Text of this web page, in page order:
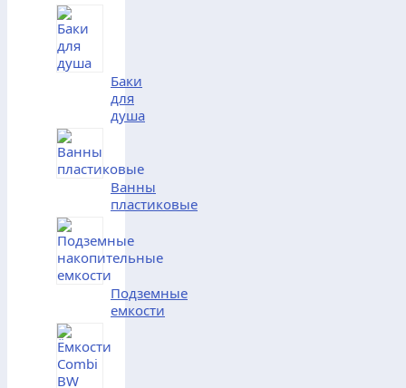
Баки
для
душа
Ванны
пластиковые
Подземные
емкости